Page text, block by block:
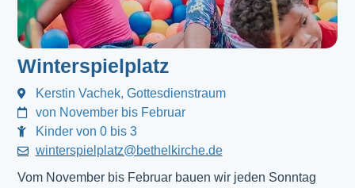
Winterspielplatz
Kerstin Vachek, Gottesdienstraum
von November bis Februar
Kinder von 0 bis 3
winterspielplatz@bethelkirche.de
Vom November bis Februar bauen wir jeden Sonntag